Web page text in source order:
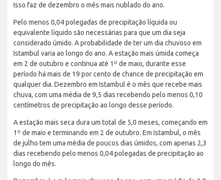
Isso faz de dezembro o mês mais nublado do ano.
Pelo menos 0,04 polegadas de precipitação líquida ou
equivalente líquido são necessárias para que um dia seja
considerado úmido. A probabilidade de ter um dia chuvoso em
Istambul varia ao longo do ano. A estação mais úmida começa
em 2 de outubro e continua até 1º de maio, durante esse
período há mais de 19 por cento de chance de precipitação em
qualquer dia. Dezembro em Istambul é o mês que recebe mais
chuva, com uma média de 9,5 dias recebendo pelo menos 0,10
centímetros de precipitação ao longo desse período.
A estação mais seca dura um total de 5,0 meses, começando em
1º de maio e terminando em 2 de outubro. Em Istambul, o mês
de julho tem uma média de poucos dias úmidos, com apenas 2,3
dias recebendo pelo menos 0,04 polegadas de precipitação ao
longo do mês.